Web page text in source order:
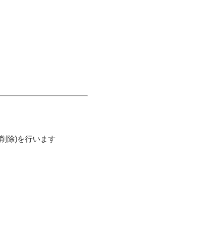
除)を行います